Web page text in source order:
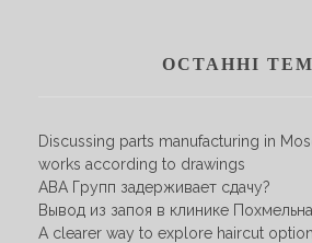
ОСТАННІ
Discussing parts manufacturing in
works according to drawings
АВА Групп задерживает сдачу?
Вывод из запоя в клинике
A clearer way to explore haircut